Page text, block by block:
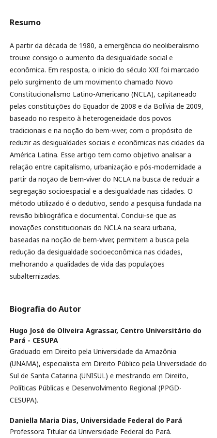
Resumo
A partir da década de 1980, a emergência do neoliberalismo
trouxe consigo o aumento da desigualdade social e
econômica. Em resposta, o início do século XXI foi marcado
pelo surgimento de um movimento chamado Novo
Constitucionalismo Latino-Americano (NCLA), capitaneado
pelas constituições do Equador de 2008 e da Bolívia de 2009,
baseado no respeito à heterogeneidade dos povos
tradicionais e na noção do bem-viver, com o propósito de
reduzir as desigualdades sociais e econômicas nas cidades da
América Latina. Esse artigo tem como objetivo analisar a
relação entre capitalismo, urbanização e pós-modernidade a
partir da noção de bem-viver do NCLA na busca de reduzir a
segregação socioespacial e a desigualdade nas cidades. O
método utilizado é o dedutivo, sendo a pesquisa fundada na
revisão bibliográfica e documental. Conclui-se que as
inovações constitucionais do NCLA na seara urbana,
baseadas na noção de bem-viver, permitem a busca pela
redução da desigualdade socioeconômica nas cidades,
melhorando a qualidades de vida das populações
subalternizadas.
Biografia do Autor
Hugo José de Oliveira Agrassar, Centro Universitário do
Pará - CESUPA
Graduado em Direito pela Universidade da Amazônia
(UNAMA), especialista em Direito Público pela Universidade do
Sul de Santa Catarina (UNISUL) e mestrando em Direito,
Políticas Públicas e Desenvolvimento Regional (PPGD-
CESUPA).
Daniella Maria Dias, Universidade Federal do Pará
Professora Titular da Universidade Federal do Pará.